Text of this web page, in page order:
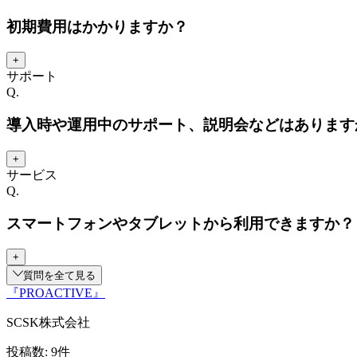
初期費用はかかりますか？
+
サポート
Q.
導入時や運用中のサポート、説明会などはありま
+
サービス
Q.
スマートフォンやタブレットから利用できますか？
+
質問を全て見る
『PROACTIVE』
SCSK株式会社
投稿数: 9件